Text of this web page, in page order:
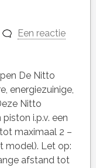
Een reactie
De Nitto
energiezuinige,
Nitto
i.p.v. een
maximaal 2 –
model). Let op:
afstand tot